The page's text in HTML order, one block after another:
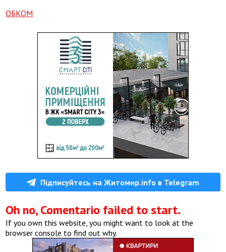
ОБКОМ
Підписуйтесь на Житомир.info в Telegram
Oh no, Comentario failed to start.
If you own this website, you might want to look at the
browser console to find out why.